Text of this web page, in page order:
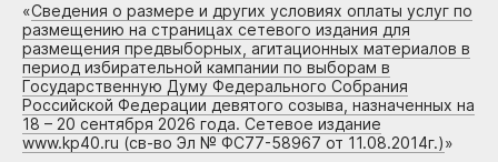
«Сведения о размере и других условиях оплаты услуг по
размещению на страницах сетевого издания для
размещения предвыборных, агитационных материалов в
период избирательной кампании по выборам в
Государственную Думу Федерального Собрания
Российской Федерации девятого созыва, назначенных на
18 – 20 сентября 2026 года. Сетевое издание
www.kp40.ru (св-во Эл № ФС77-58967 от 11.08.2014г.)»